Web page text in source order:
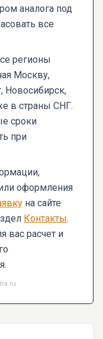
аналога под
все
регионы
Москву,
Новосибирск,
в страны СНГ.
сроки
при
оформления
на сайте
Контакты.
вас расчет и